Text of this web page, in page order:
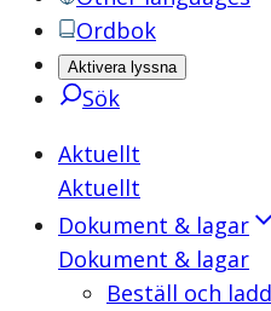
Ordbok
Aktivera lyssna
Sök
Aktuellt
Aktuellt
Dokument & lagar
Dokument & lagar
Beställ och